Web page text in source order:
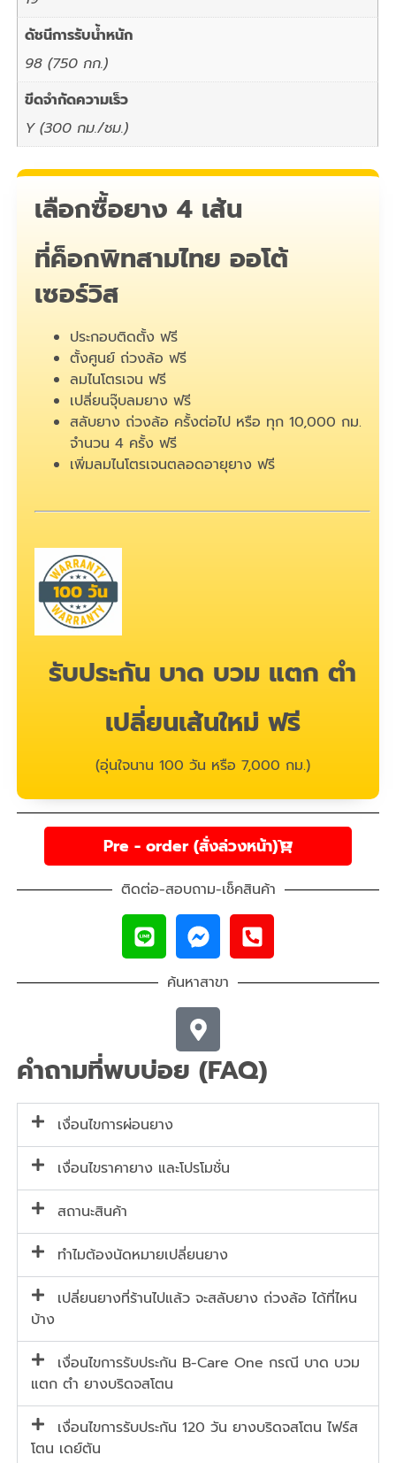
ดัชนีการรับน้ำหนัก
98 (750 กก.)
ขีดจำกัดความเร็ว
Y (300 กม./ชม.)
เลือกซื้อยาง 4 เส้น
ที่ค็อกพิทสามไทย ออโต้
เซอร์วิส
ประกอบติดตั้ง ฟรี
ตั้งศูนย์ ถ่วงล้อ ฟรี
ลมไนโตรเจน ฟรี
เปลี่ยนจุ๊บลมยาง ฟรี
สลับยาง ถ่วงล้อ ครั้งต่อไป หรือ ทุก 10,000 กม.
จำนวน 4 ครั้ง ฟรี
เพิ่มลมไนโตรเจนตลอดอายุยาง ฟรี
รับประกัน บาด บวม แตก ตำ
เปลี่ยนเส้นใหม่ ฟรี
(อุ่นใจนาน 100 วัน หรือ 7,000 กม.)
Pre - order (สั่งล่วงหน้า)
ติดต่อ-สอบถาม-เช็คสินค้า
ค้นหาสาขา
คำถามที่พบบ่อย (FAQ)
เงื่อนไขการผ่อนยาง
เงื่อนไขราคายาง และโปรโมชั่น
สถานะสินค้า
ทำไมต้องนัดหมายเปลี่ยนยาง
เปลี่ยนยางที่ร้านไปแล้ว จะสลับยาง ถ่วงล้อ ได้ที่ไหน
บ้าง
เงื่อนไขการรับประกัน B-Care One กรณี บาด บวม
แตก ตำ ยางบริดจสโตน
เงื่อนไขการรับประกัน 120 วัน ยางบริดจสโตน ไฟร์ส
โตน เดย์ตัน